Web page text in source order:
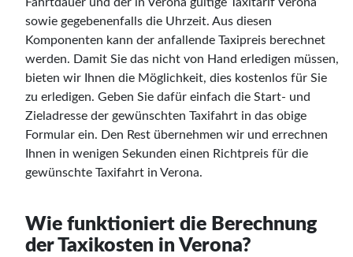
Fahrtdauer und der in Verona gültige Taxitarif Verona
sowie gegebenenfalls die Uhrzeit. Aus diesen
Komponenten kann der anfallende Taxipreis berechnet
werden. Damit Sie das nicht von Hand erledigen müssen,
bieten wir Ihnen die Möglichkeit, dies kostenlos für Sie
zu erledigen. Geben Sie dafür einfach die Start- und
Zieladresse der gewünschten Taxifahrt in das obige
Formular ein. Den Rest übernehmen wir und errechnen
Ihnen in wenigen Sekunden einen Richtpreis für die
gewünschte Taxifahrt in Verona.
Wie funktioniert die Berechnung
der Taxikosten in Verona?